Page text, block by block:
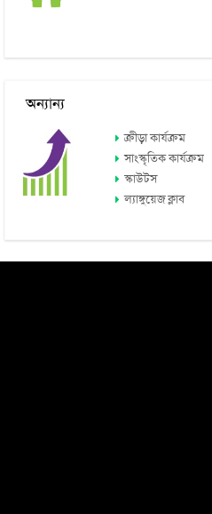
অন্যান্য
ক্রীড়া কার্যক্রম
সাংস্কৃতিক কার্যক্রম
স্কাউটস
ল্যাঙ্গুয়েজ ক্লাব